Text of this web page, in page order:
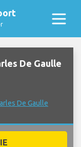
De Gaulle
De Gaulle